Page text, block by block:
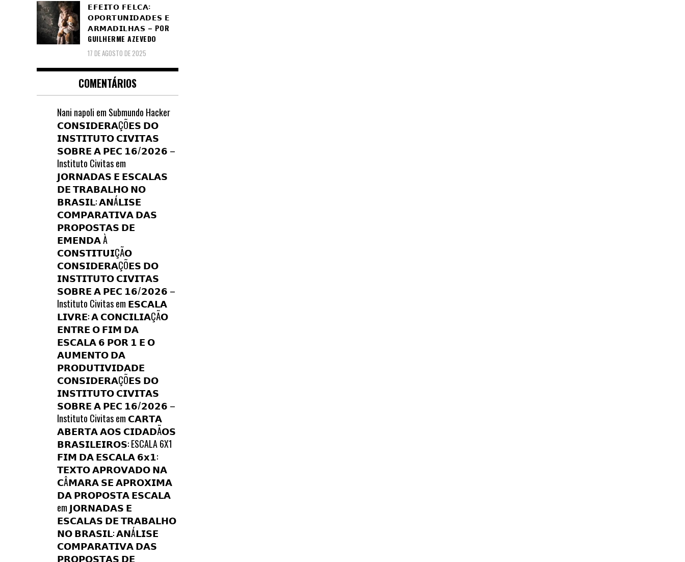
𝗘𝗙𝗘𝗜𝗧𝗢 𝗙𝗘𝗟𝗖𝗔:
𝗢𝗣𝗢𝗥𝗧𝗨𝗡𝗜𝗗𝗔𝗗𝗘𝗦 𝗘
𝗔𝗥𝗠𝗔𝗗𝗜𝗟𝗛𝗔𝗦 – POR
GUILHERME AZEVEDO
17 DE AGOSTO DE 2025
COMENTÁRIOS
Nani napoli em Submundo Hacker
𝗖𝗢𝗡𝗦𝗜𝗗𝗘𝗥𝗔ÇÕ𝗘𝗦 𝗗𝗢
𝗜𝗡𝗦𝗧𝗜𝗧𝗨𝗧𝗢 𝗖𝗜𝗩𝗜𝗧𝗔𝗦
𝗦𝗢𝗕𝗥𝗘 𝗔 𝗣𝗘𝗖 𝟭𝟲/𝟮𝟬𝟮𝟲 –
Instituto Civitasem
𝗝𝗢𝗥𝗡𝗔𝗗𝗔𝗦 𝗘 𝗘𝗦𝗖𝗔𝗟𝗔𝗦
𝗗𝗘 𝗧𝗥𝗔𝗕𝗔𝗟𝗛𝗢 𝗡𝗢
𝗕𝗥𝗔𝗦𝗜𝗟: 𝗔𝗡Á𝗟𝗜𝗦𝗘
𝗖𝗢𝗠𝗣𝗔𝗥𝗔𝗧𝗜𝗩𝗔 𝗗𝗔𝗦
𝗣𝗥𝗢𝗣𝗢𝗦𝗧𝗔𝗦 𝗗𝗘
𝗘𝗠𝗘𝗡𝗗𝗔 À
𝗖𝗢𝗡𝗦𝗧𝗜𝗧𝗨𝗜ÇÃ𝗢
𝗖𝗢𝗡𝗦𝗜𝗗𝗘𝗥𝗔ÇÕ𝗘𝗦 𝗗𝗢
𝗜𝗡𝗦𝗧𝗜𝗧𝗨𝗧𝗢 𝗖𝗜𝗩𝗜𝗧𝗔𝗦
𝗦𝗢𝗕𝗥𝗘 𝗔 𝗣𝗘𝗖 𝟭𝟲/𝟮𝟬𝟮𝟲 –
Instituto Civitasem 𝗘𝗦𝗖𝗔𝗟𝗔
𝗟𝗜𝗩𝗥𝗘: 𝗔 𝗖𝗢𝗡𝗖𝗜𝗟𝗜𝗔ÇÃ𝗢
𝗘𝗡𝗧𝗥𝗘 𝗢 𝗙𝗜𝗠 𝗗𝗔
𝗘𝗦𝗖𝗔𝗟𝗔 𝟲 𝗣𝗢𝗥 𝟭 𝗘 𝗢
𝗔𝗨𝗠𝗘𝗡𝗧𝗢 𝗗𝗔
𝗣𝗥𝗢𝗗𝗨𝗧𝗜𝗩𝗜𝗗𝗔𝗗𝗘
𝗖𝗢𝗡𝗦𝗜𝗗𝗘𝗥𝗔ÇÕ𝗘𝗦 𝗗𝗢
𝗜𝗡𝗦𝗧𝗜𝗧𝗨𝗧𝗢 𝗖𝗜𝗩𝗜𝗧𝗔𝗦
𝗦𝗢𝗕𝗥𝗘 𝗔 𝗣𝗘𝗖 𝟭𝟲/𝟮𝟬𝟮𝟲 –
Instituto Civitasem 𝗖𝗔𝗥𝗧𝗔
𝗔𝗕𝗘𝗥𝗧𝗔 𝗔𝗢𝗦 𝗖𝗜𝗗𝗔𝗗Ã𝗢𝗦
𝗕𝗥𝗔𝗦𝗜𝗟𝗘𝗜𝗥𝗢𝗦: ESCALA 6X1
𝗙𝗜𝗠 𝗗𝗔 𝗘𝗦𝗖𝗔𝗟𝗔 𝟲𝘅𝟭:
𝗧𝗘𝗫𝗧𝗢 𝗔𝗣𝗥𝗢𝗩𝗔𝗗𝗢 𝗡𝗔
𝗖Â𝗠𝗔𝗥𝗔 𝗦𝗘 𝗔𝗣𝗥𝗢𝗫𝗜𝗠𝗔
𝗗𝗔 𝗣𝗥𝗢𝗣𝗢𝗦𝗧𝗔 𝗘𝗦𝗖𝗔𝗟𝗔
em 𝗝𝗢𝗥𝗡𝗔𝗗𝗔𝗦 𝗘
𝗘𝗦𝗖𝗔𝗟𝗔𝗦 𝗗𝗘 𝗧𝗥𝗔𝗕𝗔𝗟𝗛𝗢
𝗡𝗢 𝗕𝗥𝗔𝗦𝗜𝗟: 𝗔𝗡Á𝗟𝗜𝗦𝗘
𝗖𝗢𝗠𝗣𝗔𝗥𝗔𝗧𝗜𝗩𝗔 𝗗𝗔𝗦
𝗣𝗥𝗢𝗣𝗢𝗦𝗧𝗔𝗦 𝗗𝗘